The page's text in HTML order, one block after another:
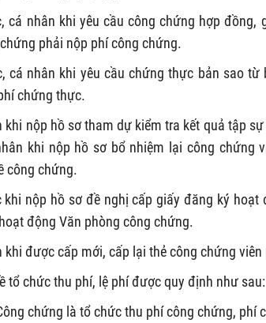
cá nhân khi yêu cầu công chứng hợp
phải nộp phí công chứng.
cá nhân khi yêu cầu chứng thực bản sao
chứng thực.
khi nộp hồ sơ tham dự kiểm tra kết quả tập
khi nộp hồ sơ bổ nhiệm lại công chứng
công chứng.
khi nộp hồ sơ đề nghị cấp giấy đăng ký
động Văn phòng công chứng.
khi được cấp mới, cấp lại thẻ công chứng
tổ chức thu phí, lệ phí được quy định như sau:
chứng là tổ chức thu phí công chứng, phí